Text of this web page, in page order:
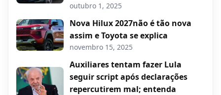
outubro 1, 2025
Nova Hilux 2027não é tão nova
assim e Toyota se explica
novembro 15, 2025
Auxiliares tentam fazer Lula
seguir script após declarações
repercutirem mal; entenda